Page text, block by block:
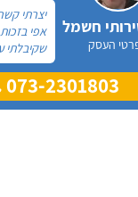
חשמל
העסק
יצרתי
אפי
שקיבלתי
מקצוע
דבר,
לטובה
073-2301803